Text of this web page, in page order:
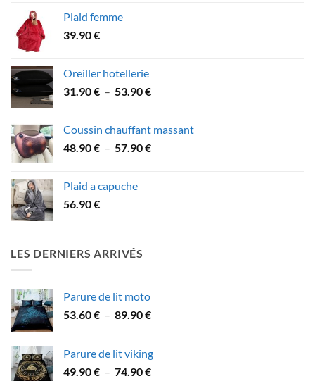
était :
Plaid femme
39.90€
Oreiller hotellerie
31.90€ – 53.90€Plage
31.90 €
à
Coussin chauffant massant
48.90€ – 57.90€Plage
Plaid a capuche
56.90€
LES DERNIERS ARRIVÉS
Parure de lit moto
53.60€ – 89.90€Plage
53.60 €
à
Parure de lit viking
49.90€ – 74.90€Plage